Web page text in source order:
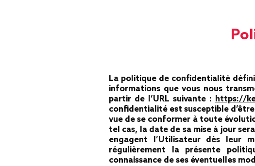
La politique de confidentialité
informations que vous nous
partir de l’URL suivante : https://
confidentialité est susceptible
vue de se conformer à toute
tel cas, la date de sa mise à jour
engagent l’Utilisateur dès leur
régulièrement la présente
connaissance de ses éventuelles